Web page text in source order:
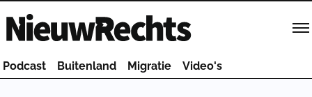
Homepage van NieuwRechts
Podcast Buitenland Migratie Video's